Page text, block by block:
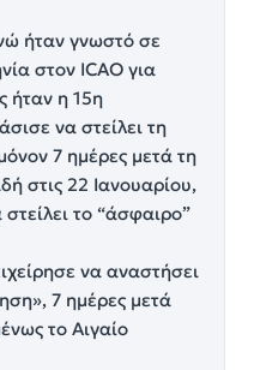
ήταν γνωστό σε
στον ICAO για
ήταν η 15η
να στείλει τη
7 ημέρες μετά τη
στις 22 Ιανουαρίου,
το “άσφαιρο”
να αναστήσει
7 ημέρες μετά
το Αιγαίο